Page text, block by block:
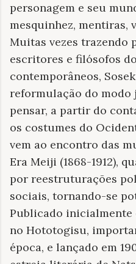
personagem e seu
mesquinhez, mentiras,
Muitas vezes trazendo
escritores e filósofos
contemporâneos,
reformulação do modo
pensar, a partir do
os costumes do
vem ao encontro das
Era Meiji (1868-1912),
por reestruturações
sociais, tornando-se
Publicado inicialmente
no Hototogisu,
época, e lançado em